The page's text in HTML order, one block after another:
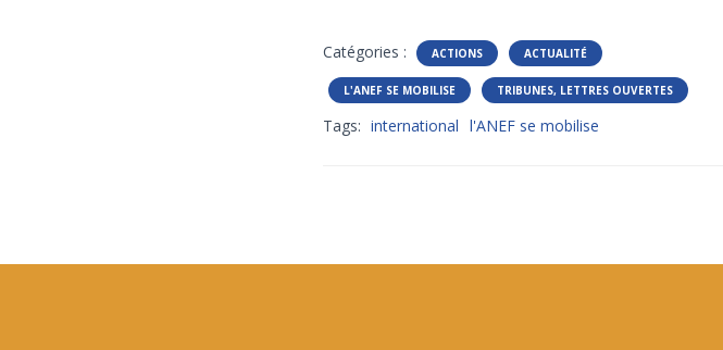
Catégories : ACTIONS ACTUALITÉ
L'ANEF SE MOBILISE TRIBUNES, LETTRES OUVERTES
Tags: international l'ANEF se mobilise